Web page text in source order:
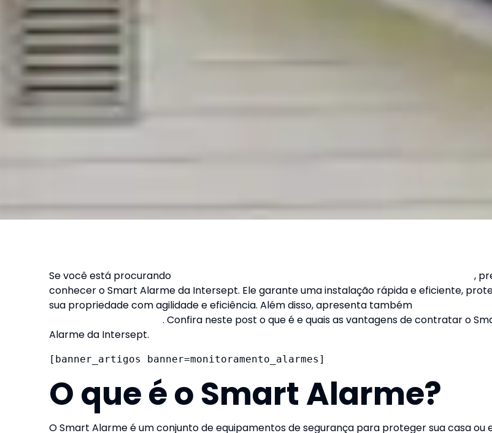
Se você está procurando
,
conhecer o Smart Alarme da Intersept. Ele garante uma instalação rápida e eficiente,
sua propriedade com agilidade e eficiência. Além disso, apresenta também
. Confira neste post o que é e quais as vantagens de contratar o
Alarme da Intersept.
[banner_artigos banner=monitoramento_alarmes]
O que é o Smart Alarme?
O Smart Alarme é um conjunto de equipamentos de segurança para proteger sua casa ou